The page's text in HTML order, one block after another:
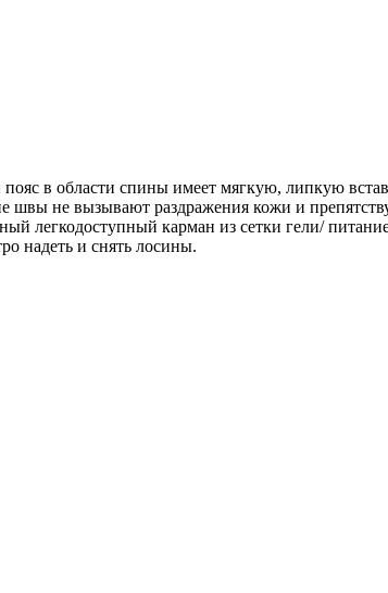
в области спины имеет мягкую, липкую
швы не вызывают раздражения кожи и
легкодоступный карман из сетки гели/
надеть и снять лосины.